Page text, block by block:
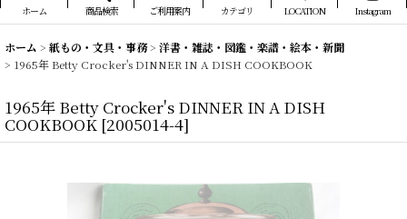
ホーム 商品検索 ご利用案内 カテゴリ LOCATION Instagram
ホーム > 紙もの・文具・事務> 洋書・雑誌・図鑑・楽譜・絵本・新聞
> 1965年 Betty Crocker's DINNER IN A DISH COOKBOOK
1965年 Betty Crocker's DINNER IN A DISH
COOKBOOK [2005014-4]